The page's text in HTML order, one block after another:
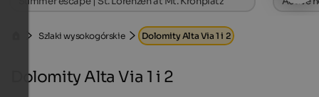
Szlaki wysokogórskie Dolomity Alta Via 1 i 2
Dolomity Alta Via 1 i 2